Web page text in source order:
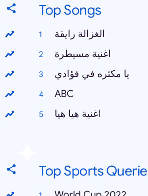
Top Songs
الغزالة رايقة
اغنية مسيطرة
يا مكثره في فؤادي
ABC
اغنية هيا هيا
Top Sports